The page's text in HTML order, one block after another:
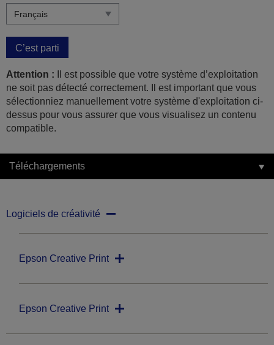
C’est parti
Attention : Il est possible que votre système d’exploitation
ne soit pas détecté correctement. Il est important que vous
sélectionniez manuellement votre système d'exploitation ci-
dessus pour vous assurer que vous visualisez un contenu
compatible.
Téléchargements
Logiciels de créativité
Epson Creative Print
Epson Creative Print